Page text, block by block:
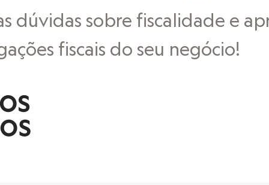
dúvidas sobre fiscalidade e
fiscais do seu negócio!